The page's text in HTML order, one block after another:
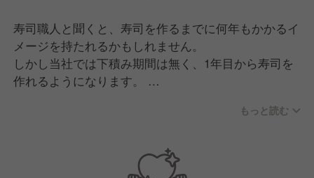
寿司職人と聞くと、寿司を作るまでに何年もかかるイ
メージを持たれるかもしれません。
しかし当社では下積み期間は無く、1年目から寿司を
作れるようになります。
入社後の新人研修は1ヶ月間！研修トレーナーのもと
店舗研修では実践経験を積んでいただき、2ヶ月目に
もっと読む